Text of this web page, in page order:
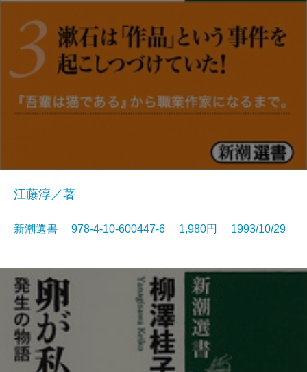
江藤淳／著
新潮選書 978-4-10-600447-6 1,980円 1993/10/29